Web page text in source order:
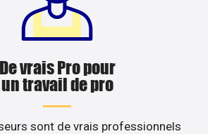
De vrais Pro pour
un travail de pro
sont de vrais professionnels